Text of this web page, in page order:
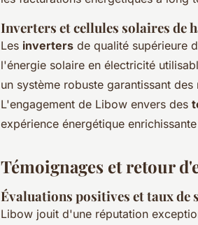
Inverters et cellules solaires de
Les inverters de qualité supérieure
l'énergie solaire en électricité
un système robuste garantissant
L'engagement de Libow envers des
expérience énergétique
Témoignages et retour
Évaluations positives et taux de
Libow jouit d'une réputation